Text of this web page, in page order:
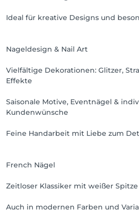
Ideal für kreative Designs und
Nageldesign & Nail Art
Vielfältige Dekorationen: Glitzer,
Effekte
Saisonale Motive, Eventnägel &
Kundenwünsche
Feine Handarbeit mit Liebe zum
French Nägel
Zeitloser Klassiker mit weißer Spitze
Auch in modernen Farben und